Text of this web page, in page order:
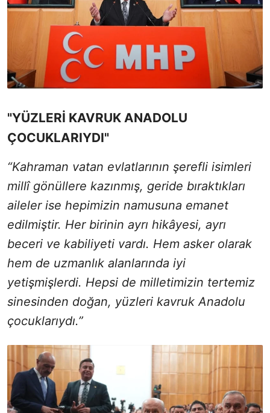
"YÜZLERİ KAVRUK ANADOLU
ÇOCUKLARIYDI"
“Kahraman vatan evlatlarının şerefli isimleri
millî gönüllere kazınmış, geride bıraktıkları
aileler ise hepimizin namusuna emanet
edilmiştir. Her birinin ayrı hikâyesi, ayrı
beceri ve kabiliyeti vardı. Hem asker olarak
hem de uzmanlık alanlarında iyi
yetişmişlerdi. Hepsi de milletimizin tertemiz
sinesinden doğan, yüzleri kavruk Anadolu
çocuklarıydı.”